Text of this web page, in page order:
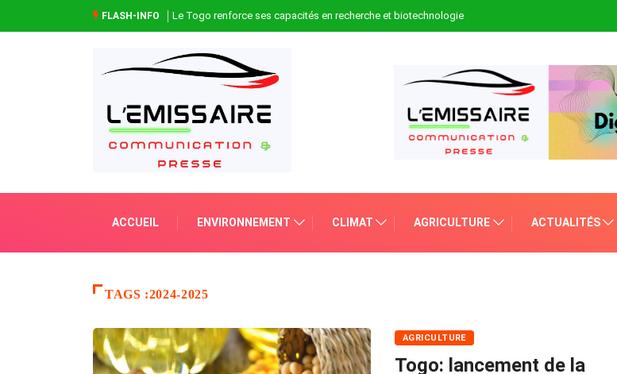
FLASH-INFO Le Togo renforce ses capacités en recherche et biotechnologie
ACCUEIL ENVIRONNEMENT CLIMAT AGRICULTURE ACTUALITÉS
TAGS :2024-2025
AGRICULTURE
Togo: lancement de la